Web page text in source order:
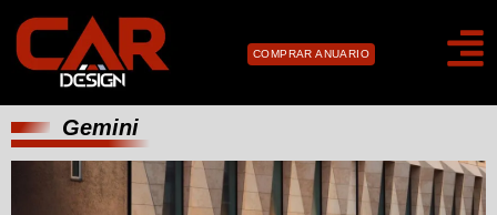
COMPRAR ANUARIO
Gemini